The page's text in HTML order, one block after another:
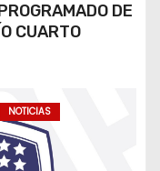
DE
CUARTO
NOTICIAS